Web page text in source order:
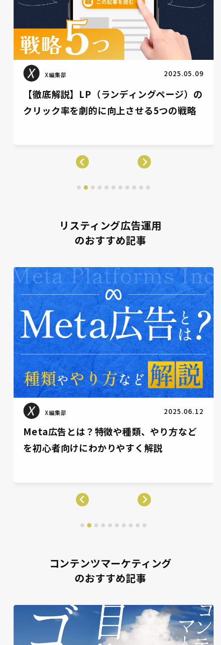
X編集部 2025.02.18
LP構成には鉄板法則がある！作り方やフレ
ームワークを実例付きで解説
リスティング広告運用
のおすすめ記事
リスティングブログ
X編集部 2025.01.24
リスティング広告運用代行20選！選び方か
ら費用相場まで徹底解説
コンテンツマーケティング
のおすすめ記事
コンテンツマーケティング